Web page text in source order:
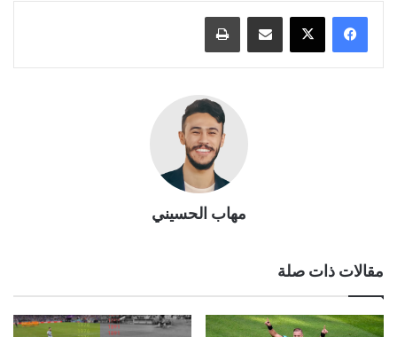
مشاركة عبر البريد طباعة
مهاب الحسيني
مقالات ذات صلة